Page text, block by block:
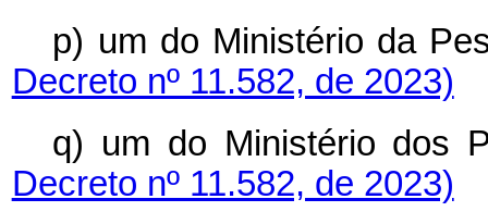
p) um do Ministério da
Decreto nº 11.582, de 2023)
q) um do Ministério
Decreto nº 11.582, de 2023)